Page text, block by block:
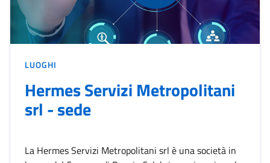
LUOGHI
Hermes Servizi Metropolitani
srl - sede
La Hermes Servizi Metropolitani srl è una società in